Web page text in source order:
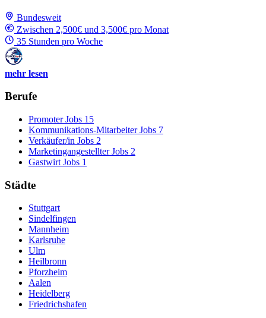
Bundesweit
Zwischen 2,500€ und 3,500€ pro Monat
35 Stunden pro Woche
mehr lesen
Berufe
Promoter Jobs 15
Kommunikations-Mitarbeiter Jobs 7
Verkäufer/in Jobs 2
Marketingangestellter Jobs 2
Gastwirt Jobs 1
Städte
Stuttgart
Sindelfingen
Mannheim
Karlsruhe
Ulm
Heilbronn
Pforzheim
Aalen
Heidelberg
Friedrichshafen